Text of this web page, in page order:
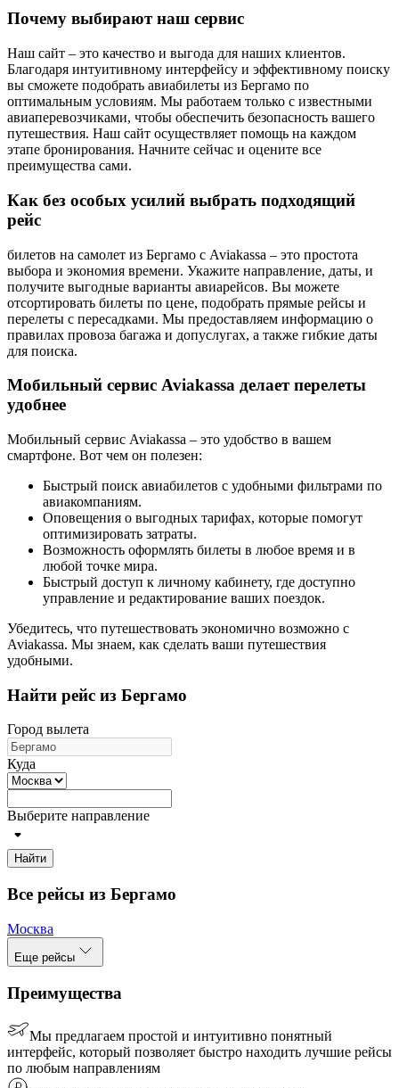
Почему выбирают наш сервис
Наш сайт – это качество и выгода для наших клиентов.
Благодаря интуитивному интерфейсу и эффективному поиску
вы сможете подобрать авиабилеты из Бергамо по
оптимальным условиям. Мы работаем только с известными
авиаперевозчиками, чтобы обеспечить безопасность вашего
путешествия. Наш сайт осуществляет помощь на каждом
этапе бронирования. Начните сейчас и оцените все
преимущества сами.
Как без особых усилий выбрать подходящий
рейс
билетов на самолет из Бергамо с Aviakassa – это простота
выбора и экономия времени. Укажите направление, даты, и
получите выгодные варианты авиарейсов. Вы можете
отсортировать билеты по цене, подобрать прямые рейсы и
перелеты с пересадками. Мы предоставляем информацию о
правилах провоза багажа и допуслугах, а также гибкие даты
для поиска.
Мобильный сервис Aviakassa делает перелеты
удобнее
Мобильный сервис Aviakassa – это удобство в вашем
смартфоне. Вот чем он полезен:
Быстрый поиск авиабилетов с удобными фильтрами по
авиакомпаниям.
Оповещения о выгодных тарифах, которые помогут
оптимизировать затраты.
Возможность оформлять билеты в любое время и в
любой точке мира.
Быстрый доступ к личному кабинету, где доступно
управление и редактирование ваших поездок.
Убедитесь, что путешествовать экономично возможно с
Aviakassa. Мы знаем, как сделать ваши путешествия
удобными.
Найти рейс из Бергамо
Город вылета
Куда
Выберите направление
Найти
Все рейсы из Бергамо
Москва
Еще рейсы
Преимущества
Мы предлагаем простой и интуитивно понятный
интерфейс, который позволяет быстро находить лучшие рейсы
по любым направлениям